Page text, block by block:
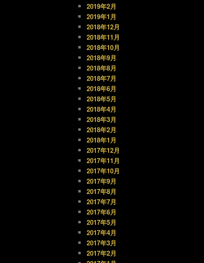
2019年2月
2019年1月
2018年12月
2018年11月
2018年10月
2018年9月
2018年8月
2018年7月
2018年6月
2018年5月
2018年4月
2018年3月
2018年2月
2018年1月
2017年12月
2017年11月
2017年10月
2017年9月
2017年8月
2017年7月
2017年6月
2017年5月
2017年4月
2017年3月
2017年2月